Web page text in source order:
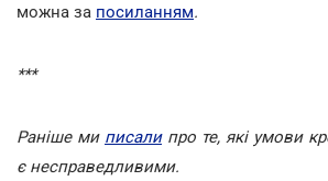
можна за посиланням.
***
Раніше ми писалипро те, які умови
є несправедливими.